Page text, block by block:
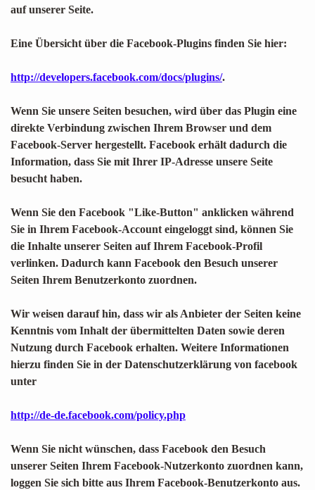
auf unserer Seite.
Eine Übersicht über die Facebook-Plugins finden Sie hier:
http://developers.facebook.com/docs/plugins/.
Wenn Sie unsere Seiten besuchen, wird über das Plugin eine
direkte Verbindung zwischen Ihrem Browser und dem
Facebook-Server hergestellt. Facebook erhält dadurch die
Information, dass Sie mit Ihrer IP-Adresse unsere Seite
besucht haben.
Wenn Sie den Facebook "Like-Button" anklicken während
Sie in Ihrem Facebook-Account eingeloggt sind, können Sie
die Inhalte unserer Seiten auf Ihrem Facebook-Profil
verlinken. Dadurch kann Facebook den Besuch unserer
Seiten Ihrem Benutzerkonto zuordnen.
Wir weisen darauf hin, dass wir als Anbieter der Seiten keine
Kenntnis vom Inhalt der übermittelten Daten sowie deren
Nutzung durch Facebook erhalten. Weitere Informationen
hierzu finden Sie in der Datenschutzerklärung von facebook
unter
http://de-de.facebook.com/policy.php
Wenn Sie nicht wünschen, dass Facebook den Besuch
unserer Seiten Ihrem Facebook-Nutzerkonto zuordnen kann,
loggen Sie sich bitte aus Ihrem Facebook-Benutzerkonto aus.